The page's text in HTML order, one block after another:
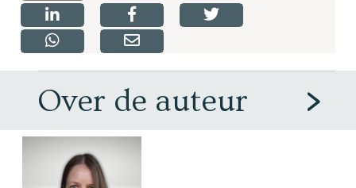
Over de auteur